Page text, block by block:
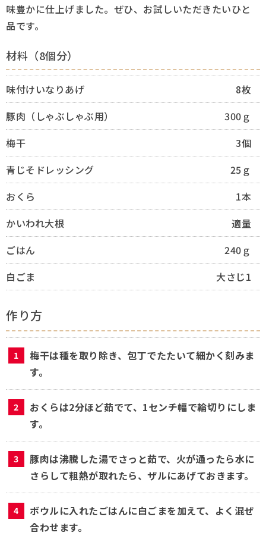
味豊かに仕上げました。ぜひ、お試しいただきたいひと
品です。
材料（8個分）
味付けいなりあげ
8枚
豚肉（しゃぶしゃぶ用）
300ｇ
梅干
3個
青じそドレッシング
25ｇ
おくら
1本
かいわれ大根
適量
ごはん
240ｇ
白ごま
大さじ1
作り方
梅干は種を取り除き、包丁でたたいて細かく刻みま
す。
おくらは2分ほど茹でて、1センチ幅で輪切りにしま
す。
豚肉は沸騰した湯でさっと茹で、火が通ったら水に
さらして粗熱が取れたら、ザルにあげておきます。
ボウルに入れたごはんに白ごまを加えて、よく混ぜ
合わせます。